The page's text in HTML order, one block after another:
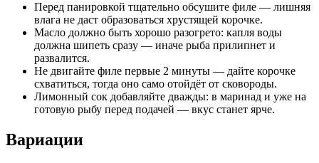
Перед панировкой тщательно обсушите филе — лишняя
влага не даст образоваться хрустящей корочке.
Масло должно быть хорошо разогрето: капля воды
должна шипеть сразу — иначе рыба прилипнет и
развалится.
Не двигайте филе первые 2 минуты — дайте корочке
схватиться, тогда оно само отойдёт от сковороды.
Лимонный сок добавляйте дважды: в маринад и уже на
готовую рыбу перед подачей — вкус станет ярче.
Вариации